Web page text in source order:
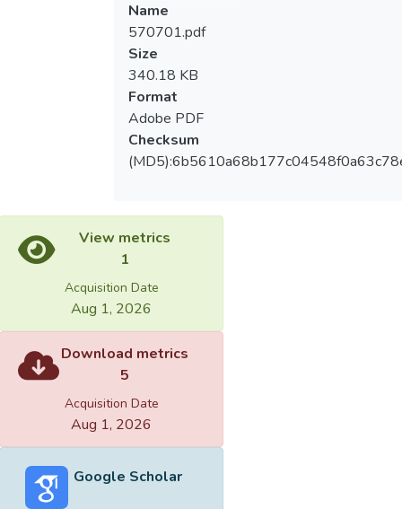
Name
570701.pdf
Size
340.18 KB
Format
Adobe PDF
Checksum
View metrics
1
Acquisition Date
Aug 1, 2026
Download metrics
5
Acquisition Date
Aug 1, 2026
Google Scholar